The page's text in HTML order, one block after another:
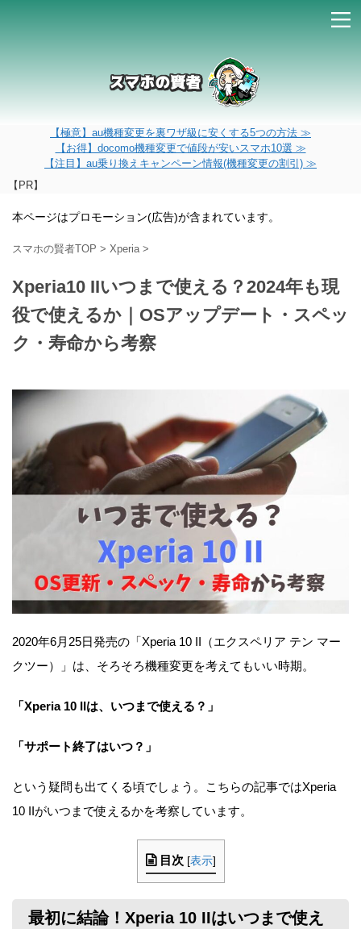
【極意】au機種変更を裏ワザ級に安くする5つの方法 ≫
【お得】docomo機種変更で値段が安いスマホ10選 ≫
【注目】au乗り換えキャンペーン情報(機種変更の割引) ≫
【PR】
本ページはプロモーション(広告)が含まれています。
スマホの賢者TOP > Xperia >
Xperia10 IIいつまで使える？2024年も現
役で使えるか｜OSアップデート・スペッ
ク・寿命から考察
2020年6月25日発売の「Xperia 10 II（エクスペリア テン マー
クツー）」は、そろそろ機種変更を考えてもいい時期。
「Xperia 10 IIは、いつまで使える？」
「サポート終了はいつ？」
という疑問も出てくる頃でしょう。こちらの記事ではXperia
10 IIがいつまで使えるかを考察しています。
目次 [表示]
最初に結論！Xperia 10 IIはいつまで使え